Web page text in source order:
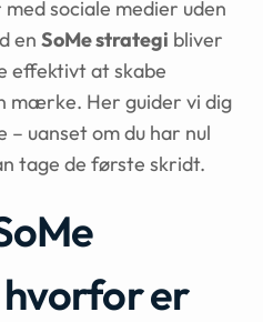
sociale medier uden
en SoMe strategi bliver
effektivt at skabe
mærke. Her guider vi dig
uanset om du har nul
tage de første skridt.
er